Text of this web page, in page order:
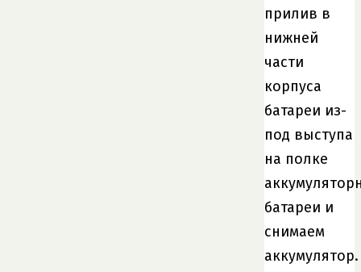
прилив в
нижней
части
корпуса
батареи из-
под выступа
на полке
батареи и
снимаем
аккумулятор.